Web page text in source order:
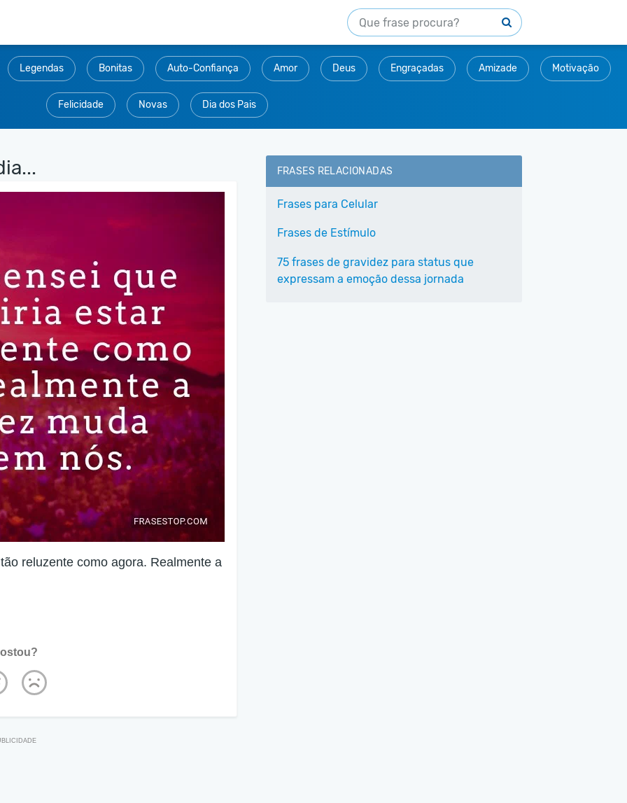
Legendas Bonitas Auto-Confiança Amor Deus Engraçadas Amizade Motivação
Felicidade Novas Dia dos Pais
reluzente como agora. Realmente a
FRASES RELACIONADAS
Frases para Celular
Frases de Estímulo
75 frases de gravidez para status que
expressam a emoção dessa jornada